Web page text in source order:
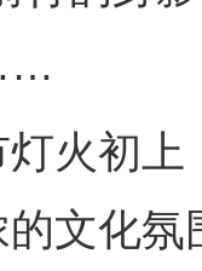
初上
文化氛